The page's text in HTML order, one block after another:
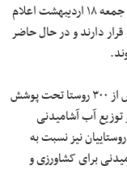
حسین اسماعیلیان مدیر عامل شرکت آبفای مشهد روز جمعه ۱۸ اردیبهشت اعلام
قرار دارند و در حال حاضر
مدیرعامل شرکت آبفای مشهد همچنین افزوده که بیش از ۳۰۰ روستا تحت پوشش
آب آشامیدنی
نیز نسبت به
برای کشاورزی و